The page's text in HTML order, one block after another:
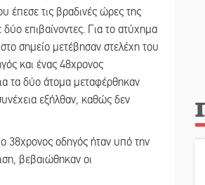
έπεσε τις βραδινές ώρες της
επιβαίνοντες. Για το ατύχημα
σημείο μετέβησαν στελέχη του
και ένας 48χρονος
τα δύο άτομα μεταφέρθηκαν
εξήλθαν, καθώς δεν
38χρονος οδηγός ήταν υπό την
βεβαιώθηκαν οι